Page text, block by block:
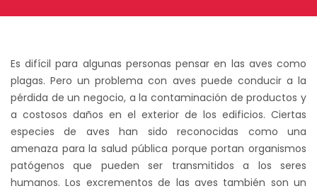
Es difícil para algunas personas pensar en las aves como
plagas. Pero un problema con aves puede conducir a la
pérdida de un negocio, a la contaminación de productos y
a costosos daños en el exterior de los edificios. Ciertas
especies de aves han sido reconocidas como una
amenaza para la salud pública porque portan organismos
patógenos que pueden ser transmitidos a los seres
humanos. Los excrementos de las aves también son un